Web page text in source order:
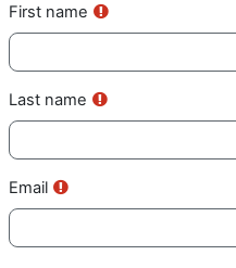
First name
Last name
Email